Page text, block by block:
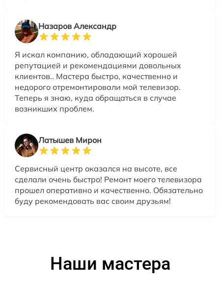
Назаров Александр
Я искал компанию, обладающий хорошей
репутацией и рекомендациями довольных
клиентов.. Мастера быстро, качественно и
недорого отремонтировали мой телевизор.
Теперь я знаю, куда обращаться в случае
возникших проблем.
Латышев Мирон
Сервисный центр оказался на высоте, все
сделали очень быстро! Ремонт моего телевизора
прошел оперативно и качественно. Обязательно
буду рекомендовать вас своим друзьям!
Наши мастера